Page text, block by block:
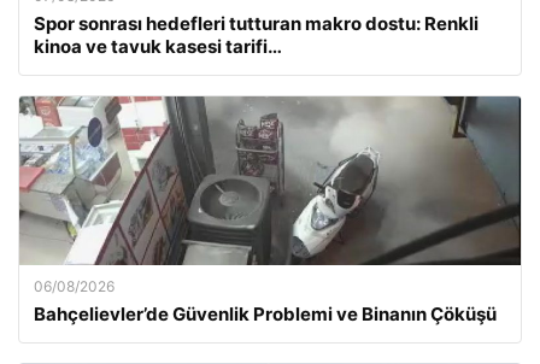
Spor sonrası hedefleri tutturan makro dostu: Renkli
kinoa ve tavuk kasesi tarifi…
06/08/2026
Bahçelievler’de Güvenlik Problemi ve Binanın Çöküşü